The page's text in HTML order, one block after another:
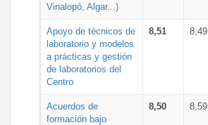
Vinalopó, Algar...)
Apoyo de técnicos de
laboratorio y modelos
a prácticas y gestión
de laboratorios del
Centro
8,51 8,49
Acuerdos de
formación bajo
8,50 8,59